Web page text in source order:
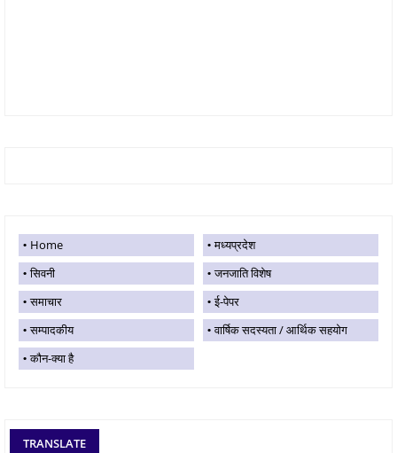
Home
मध्यप्रदेश
सिवनी
जनजाति विशेष
समाचार
ई-पेपर
सम्पादकीय
वार्षिक सदस्यता / आर्थिक सहयोग
कौन-क्या है
TRANSLATE